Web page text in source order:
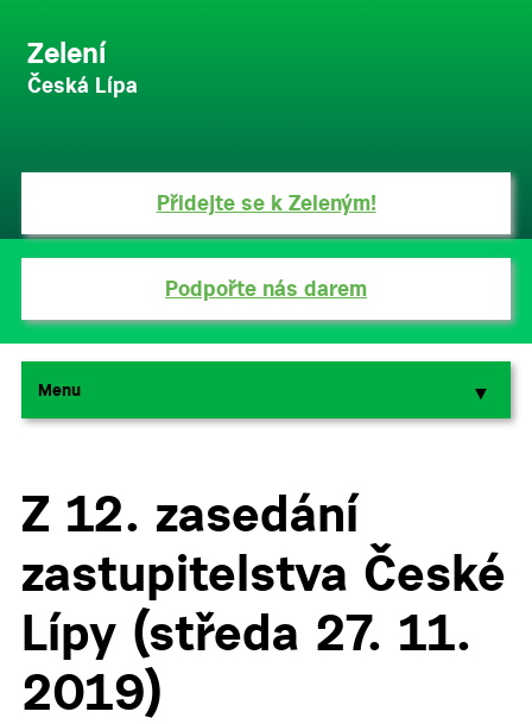
Zelení
Česká Lípa
Přidejte se k Zeleným!
Podpořte nás darem
Menu ▼
▼
Z 12. zasedání
zastupitelstva České
Lípy (středa 27. 11.
2019)